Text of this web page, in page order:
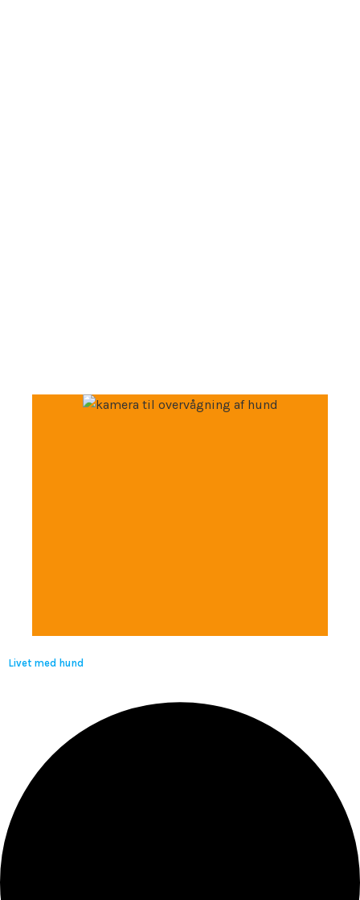
Livet med hund